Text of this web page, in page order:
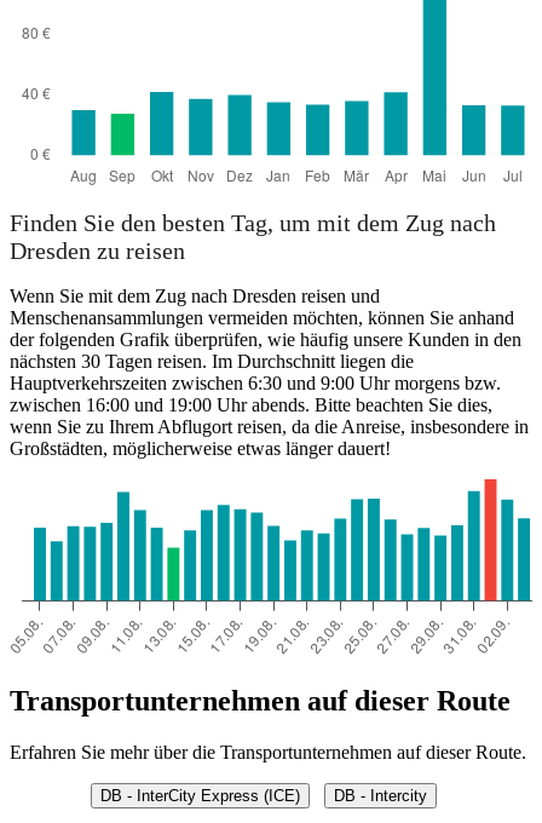
Finden Sie den besten Tag, um mit dem Zug nach
Dresden zu reisen
Wenn Sie mit dem Zug nach Dresden reisen und
Menschenansammlungen vermeiden möchten, können Sie anhand
der folgenden Grafik überprüfen, wie häufig unsere Kunden in den
nächsten 30 Tagen reisen. Im Durchschnitt liegen die
Hauptverkehrszeiten zwischen 6:30 und 9:00 Uhr morgens bzw.
zwischen 16:00 und 19:00 Uhr abends. Bitte beachten Sie dies,
wenn Sie zu Ihrem Abflugort reisen, da die Anreise, insbesondere in
Großstädten, möglicherweise etwas länger dauert!
Transportunternehmen auf dieser Route
Erfahren Sie mehr über die Transportunternehmen auf dieser Route.
DB - InterCity Express (ICE) DB - Intercity